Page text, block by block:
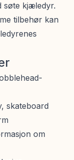
søte kjæledyr.
tilbehør kan
skateboard
om